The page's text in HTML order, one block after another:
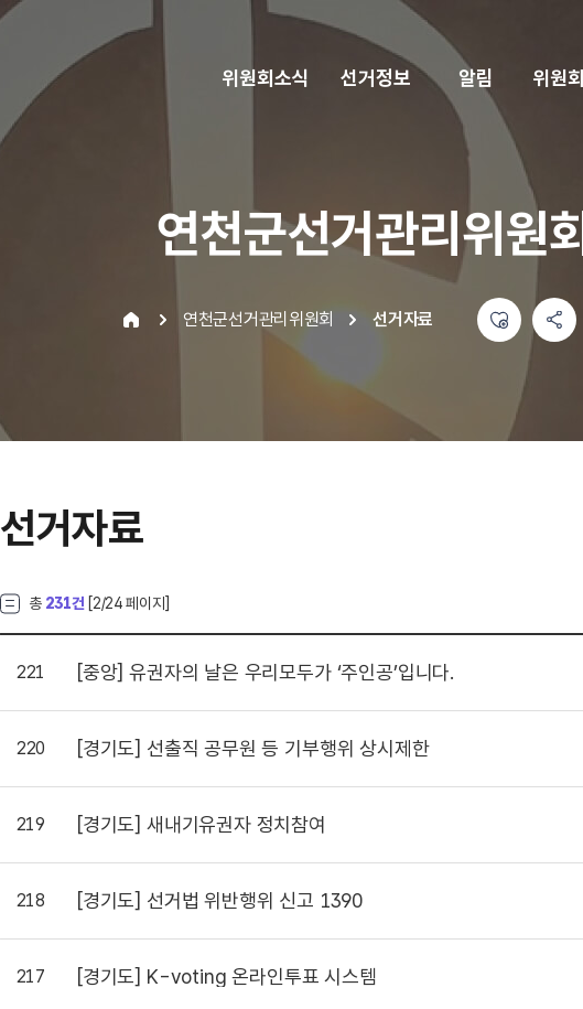
위원회소식 선거정보 알림 위원
연천군선거관리위원회
연천군선거관리위원회 선거자료
선거자료
총 231건 [2/24 페이지]
221 [중앙] 유권자의 날은 우리모두가 ‘주인공’입니다.
220 [경기도] 선출직 공무원 등 기부행위 상시제한
219 [경기도] 새내기유권자 정치참여
218 [경기도] 선거법 위반행위 신고 1390
217 [경기도] K-voting 온라인투표 시스템